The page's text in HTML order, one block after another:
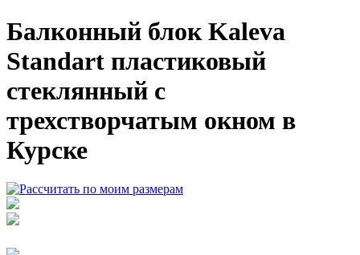
Балконный блок Kaleva
Standart пластиковый
стеклянный с
трехстворчатым окном в
Курске